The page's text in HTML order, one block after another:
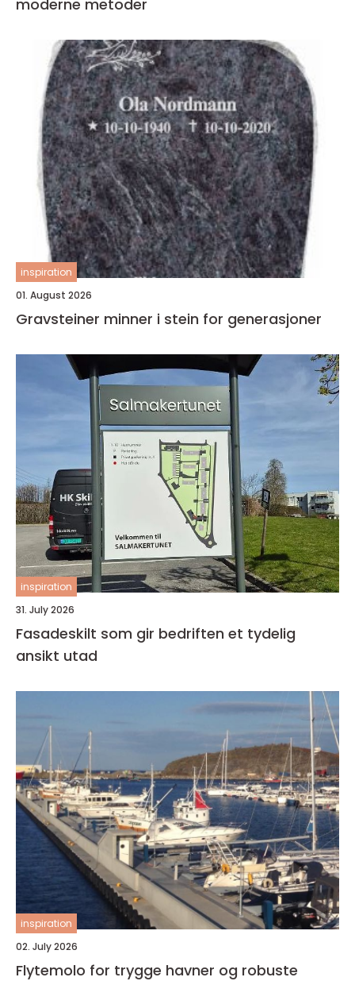
moderne metoder
inspiration
01. August 2026
Gravsteiner minner i stein for generasjoner
inspiration
31. July 2026
Fasadeskilt som gir bedriften et tydelig
ansikt utad
inspiration
02. July 2026
Flytemolo for trygge havner og robuste